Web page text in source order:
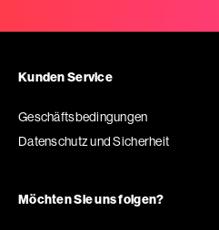
Kunden Service
Geschäftsbedingungen
Datenschutz und Sicherheit
Möchten Sie uns folgen?